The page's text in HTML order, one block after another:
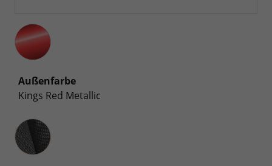
Außenfarbe
Kings Red Metallic
Innenausstattung